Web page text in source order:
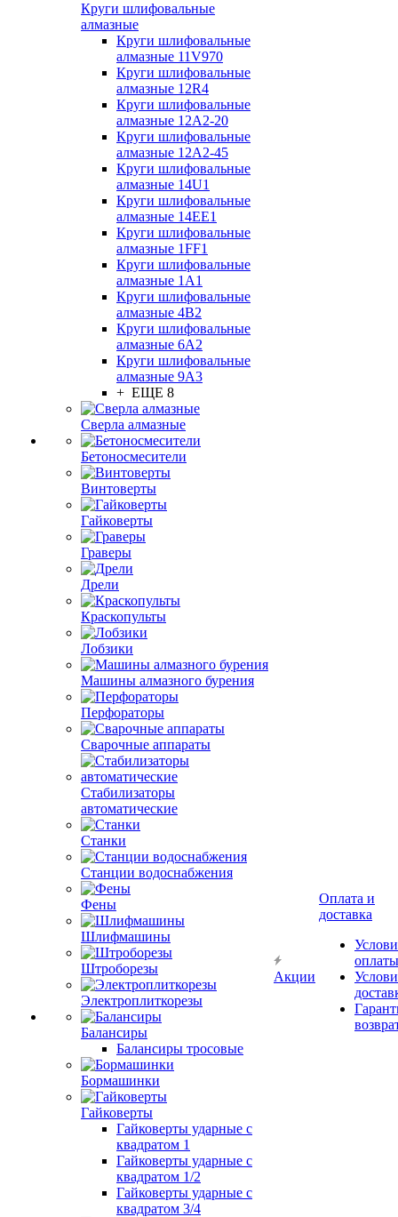
Круги шлифовальные
алмазные
Круги шлифовальные
алмазные 11V970
Круги шлифовальные
алмазные 12R4
Круги шлифовальные
алмазные 12А2-20
Круги шлифовальные
алмазные 12А2-45
Круги шлифовальные
алмазные 14U1
Круги шлифовальные
алмазные 14ЕЕ1
Круги шлифовальные
алмазные 1FF1
Круги шлифовальные
алмазные 1А1
Круги шлифовальные
алмазные 4В2
Круги шлифовальные
алмазные 6A2
Круги шлифовальные
алмазные 9А3
+ ЕЩЕ 8
Сверла алмазные
Бетоносмесители
Винтоверты
Гайковерты
Граверы
Дрели
Краскопульты
Лобзики
Машины алмазного бурения
Перфораторы
Сварочные аппараты
Стабилизаторы
автоматические
Станки
Станции водоснабжения
Фены
Шлифмашины
Штроборезы
Электроплиткорезы
Балансиры
Балансиры тросовые
Бормашинки
Гайковерты
Гайковерты ударные с
квадратом 1
Гайковерты ударные с
квадратом 1/2
Гайковерты ударные с
квадратом 3/4
Акции
Оплата и
доставка
оплаты